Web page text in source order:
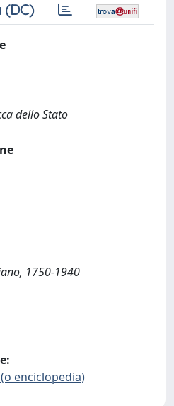
(DC)
dello Stato
1750-1940
enciclopedia)